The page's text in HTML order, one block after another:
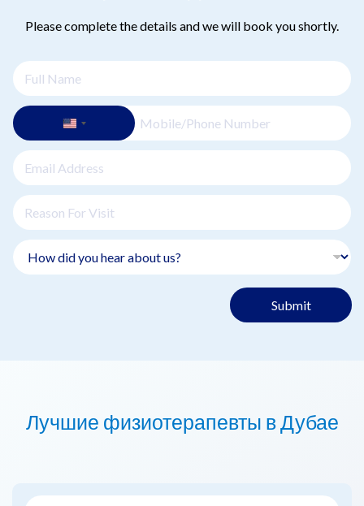
лечения.
Please complete the details and we will book you shortly.
Submit
Лучшие физиотерапевты в Дубае